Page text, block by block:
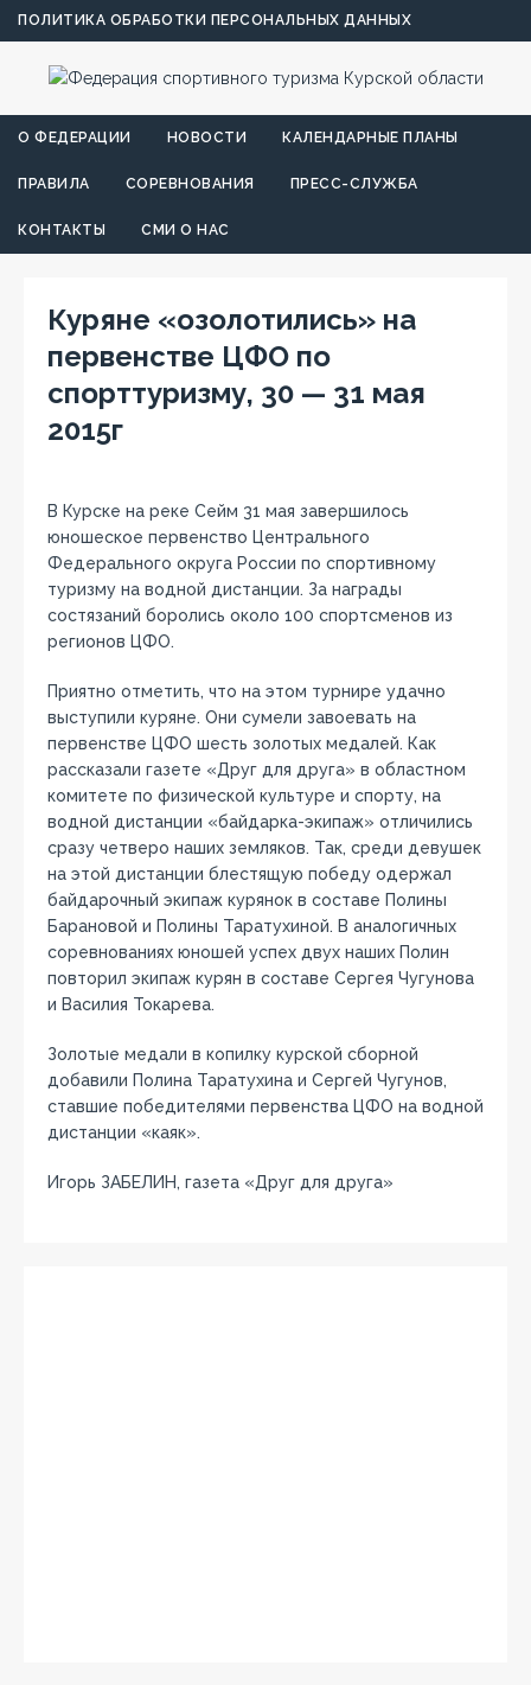
ПОЛИТИКА ОБРАБОТКИ ПЕРСОНАЛЬНЫХ ДАННЫХ
О ФЕДЕРАЦИИ НОВОСТИ КАЛЕНДАРНЫЕ ПЛАНЫ
ПРАВИЛА СОРЕВНОВАНИЯ ПРЕСС-СЛУЖБА
КОНТАКТЫ СМИ О НАС
Куряне «озолотились» на
первенстве ЦФО по
спорттуризму, 30 — 31 мая
2015г
В Курске на реке Сейм 31 мая завершилось
юношеское первенство Центрального
Федерального округа России по спортивному
туризму на водной дистанции. За награды
состязаний боролись около 100 спортсменов из
регионов ЦФО.
Приятно отметить, что на этом турнире удачно
выступили куряне. Они сумели завоевать на
первенстве ЦФО шесть золотых медалей. Как
рассказали газете «Друг для друга» в областном
комитете по физической культуре и спорту, на
водной дистанции «байдарка-экипаж» отличились
сразу четверо наших земляков. Так, среди девушек
на этой дистанции блестящую победу одержал
байдарочный экипаж курянок в составе Полины
Барановой и Полины Таратухиной. В аналогичных
соревнованиях юношей успех двух наших Полин
повторил экипаж курян в составе Сергея Чугунова
и Василия Токарева.
Золотые медали в копилку курской сборной
добавили Полина Таратухина и Сергей Чугунов,
ставшие победителями первенства ЦФО на водной
дистанции «каяк».
Игорь ЗАБЕЛИН, газета «Друг для друга»